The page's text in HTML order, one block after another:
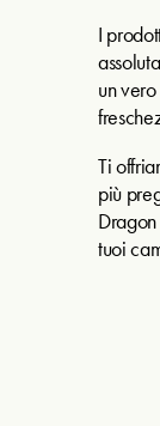
I
un
Ti
più
tuoi